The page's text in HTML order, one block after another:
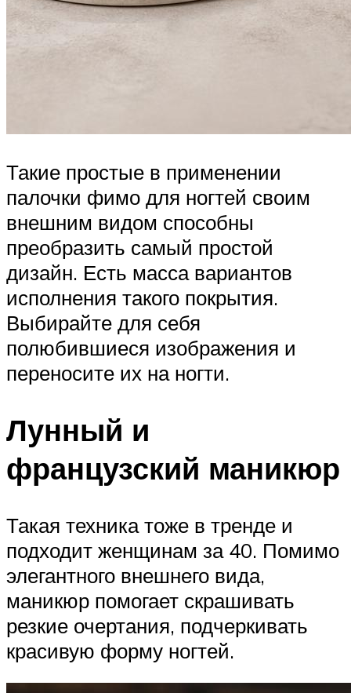
Такие простые в применении
палочки фимо для ногтей своим
внешним видом способны
преобразить самый простой
дизайн. Есть масса вариантов
исполнения такого покрытия.
Выбирайте для себя
полюбившиеся изображения и
переносите их на ногти.
Лунный и
французский маникюр
Такая техника тоже в тренде и
подходит женщинам за 40. Помимо
элегантного внешнего вида,
маникюр помогает скрашивать
резкие очертания, подчеркивать
красивую форму ногтей.